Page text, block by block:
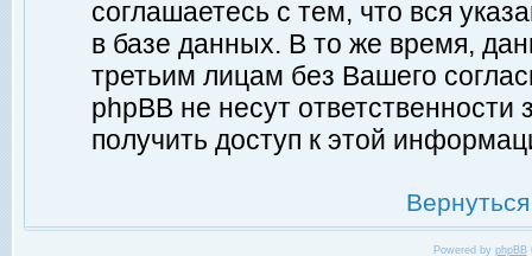
соглашаетесь с тем, что вся
в базе данных. В то же время,
третьим лицам без Вашего
phpBB не несут ответственности
получить доступ к этой
Powered by phpBB